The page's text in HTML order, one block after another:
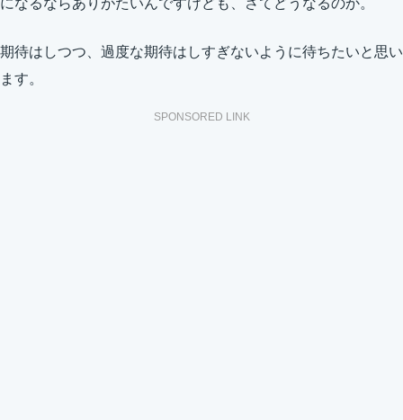
期待はしつつ、過度な期待はしすぎないように待ちたいと思い
ます。
SPONSORED LINK